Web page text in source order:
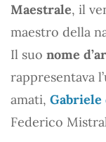
Maestrale, il
maestro della
Il suo nome
rappresentava
amati, Gabriele
Federico